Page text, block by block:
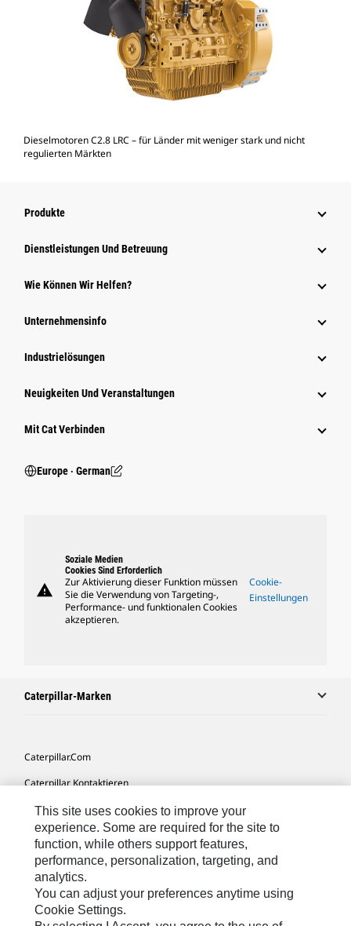
Dieselmotoren C2.8 LRC – für Länder mit weniger stark und nicht
regulierten Märkten
Produkte
Dienstleistungen Und Betreuung
Wie Können Wir Helfen?
Unternehmensinfo
Industrielösungen
Neuigkeiten Und Veranstaltungen
Mit Cat Verbinden
Europe ‧ German
warning
Soziale Medien
Cookies Sind Erforderlich
Zur Aktivierung dieser Funktion müssen
Sie die Verwendung von Targeting-,
Performance- und funktionalen Cookies
akzeptieren.
Cookie-
Einstellungen
Caterpillar-Marken
Caterpillar.com
Caterpillar Kontaktieren
Meine Marketing-Präferenzen
Seitenübersicht
Cookie Settings
Rechtliche Hinweise
Datenschutz
This site uses cookies to improve your
experience. Some are required for the site to
function, while others support features,
performance, personalization, targeting, and
analytics.
You can adjust your preferences anytime using
Cookie Settings.